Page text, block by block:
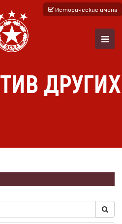
Исторические имена
ДРУГИХ